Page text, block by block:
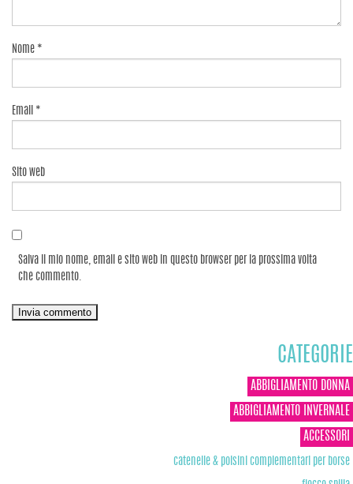
Nome *
Email *
Sito web
Salva il mio nome, email e sito web in questo browser per la prossima volta
che commento.
CATEGORIE
ABBIGLIAMENTO DONNA
ABBIGLIAMENTO INVERNALE
ACCESSORI
catenelle & polsini complementari per borse